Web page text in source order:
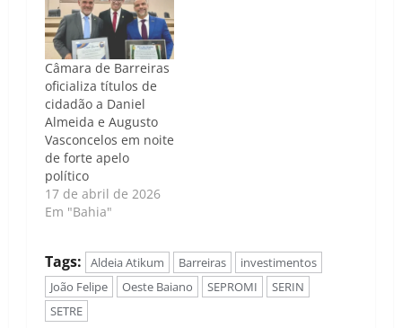
Câmara de Barreiras
oficializa títulos de
cidadão a Daniel
Almeida e Augusto
Vasconcelos em noite
de forte apelo
político
17 de abril de 2026
Em "Bahia"
Tags: Aldeia Atikum Barreiras
investimentos
João Felipe
Oeste Baiano SEPROMI
SERIN
SETRE